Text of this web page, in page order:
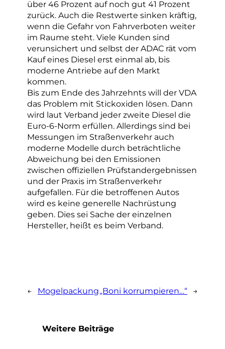
über 46 Prozent auf noch gut 41 Prozent
zurück. Auch die Restwerte sinken kräftig,
wenn die Gefahr von Fahrverboten weiter
im Raume steht. Viele Kunden sind
verunsichert und selbst der ADAC rät vom
Kauf eines Diesel erst einmal ab, bis
moderne Antriebe auf den Markt
kommen.
Bis zum Ende des Jahrzehnts will der VDA
das Problem mit Stickoxiden lösen. Dann
wird laut Verband jeder zweite Diesel die
Euro-6-Norm erfüllen. Allerdings sind bei
Messungen im Straßenverkehr auch
moderne Modelle durch beträchtliche
Abweichung bei den Emissionen
zwischen offiziellen Prüfstandergebnissen
und der Praxis im Straßenverkehr
aufgefallen. Für die betroffenen Autos
wird es keine generelle Nachrüstung
geben. Dies sei Sache der einzelnen
Hersteller, heißt es beim Verband.
← Mogelpackung„Boni korrumpieren…“ →
Weitere Beiträge